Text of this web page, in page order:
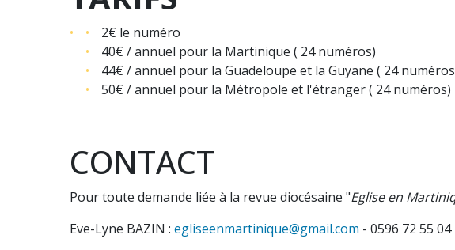
2€ le numéro
40€ / annuel pour la Martinique ( 24 numéros)
44€ / annuel pour la Guadeloupe et la Guyane ( 24
50€ / annuel pour la Métropole et l'étranger ( 24 numéros)
CONTACT
Pour toute demande liée à la revue diocésaine "Eglise en
Eve-Lyne BAZIN : egliseenmartinique@gmail.com - 0596 72 55 04